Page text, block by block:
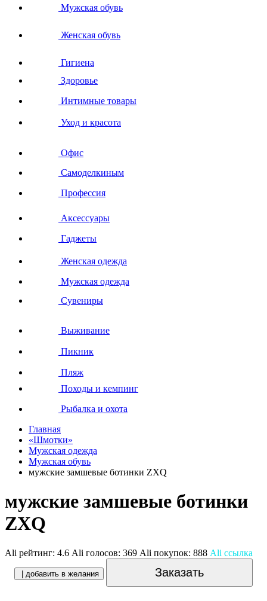
Мужская обувь
Женская обувь
Гигиена
Здоровье
Интимные товары
Уход и красота
Офис
Самоделкиным
Профессия
Аксессуары
Гаджеты
Женская одежда
Мужская одежда
Сувениры
Выживание
Пикник
Пляж
Походы и кемпинг
Рыбалка и охота
Главная
«Шмотки»
Мужская одежда
Мужская обувь
мужские замшевые ботинки ZXQ
мужские замшевые ботинки
ZXQ
Ali рейтинг: 4.6 Ali голосов: 369 Ali покупок: 888 Ali ссылка
| добавить в желания Заказать